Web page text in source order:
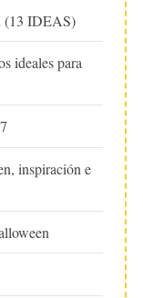
(13 IDEAS)
ideales para
inspiración e